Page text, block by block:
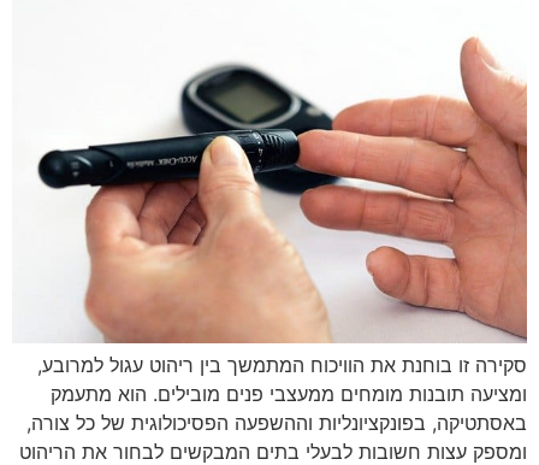
סקירה זו בוחנת את הוויכוח המתמשך בין ריהוט עגול למרובע,
ומציעה תובנות מומחים ממעצבי פנים מובילים. הוא מתעמק
באסתטיקה, בפונקציונליות וההשפעה הפסיכולוגית של כל צורה,
ומספק עצות חשובות לבעלי בתים המבקשים לבחור את הריהוט